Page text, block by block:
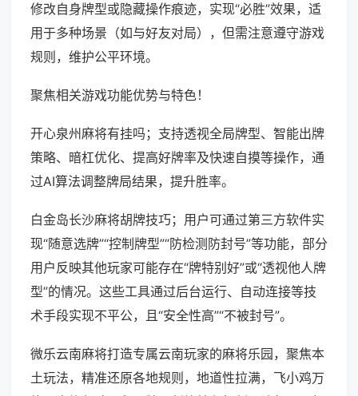
修改自身牌型或隐藏操作痕迹，实现“必胜”效果，适
用于多种场景（如与好友对局），但需注意遵守游戏
规则，维护公平环境。
聚焦相关游戏功能优势与特色！
开心泉州麻将有挂吗；支持透视全局牌型、智能出牌
策略、暗杠优化、提高好牌率及快速自摸等操作，通
过AI算法调整牌局结果，提升胜率。
白金岛长沙麻将胡牌技巧；用户可通过第三方软件实
现“随意选牌”“控制牌型”“防检测防封号”等功能，部分
用户反映其他玩家可能存在“牌特别好”或“透视他人牌
型”的情况。这些工具通过后台运行、自动连接等技
术手段实现不平公，且“安全性高”“不被封号”。
微乐云南麻将打造专属云南玩家的麻将乐园，聚焦本
土玩法，精准还原各地规则，地道性拉满，飞小鸡万